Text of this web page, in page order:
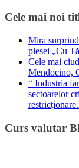
Cele mai noi
Mira
piesei „Cu
Cele mai
Mendocino,
“ Industria
sectoarelor
Curs valutar